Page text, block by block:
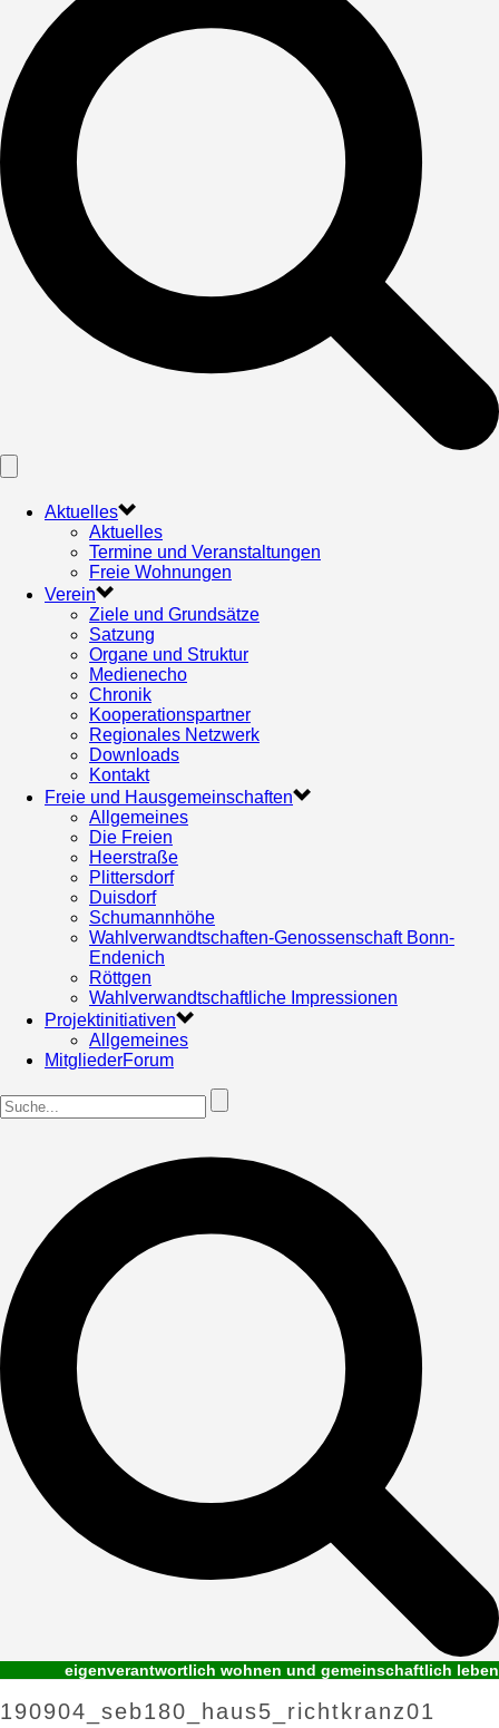
Aktuelles
Aktuelles
Termine und Veranstaltungen
Freie Wohnungen
Verein
Ziele und Grundsätze
Satzung
Organe und Struktur
Medienecho
Chronik
Kooperationspartner
Regionales Netzwerk
Downloads
Kontakt
Freie und Hausgemeinschaften
Allgemeines
Die Freien
Heerstraße
Plittersdorf
Duisdorf
Schumannhöhe
Wahlverwandtschaften-Genossenschaft Bonn-
Endenich
Röttgen
Wahlverwandtschaftliche Impressionen
Projektinitiativen
Allgemeines
MitgliederForum
eigenverantwortlich wohnen und gemeinschaftlich leben
190904_seb180_haus5_richtkranz01